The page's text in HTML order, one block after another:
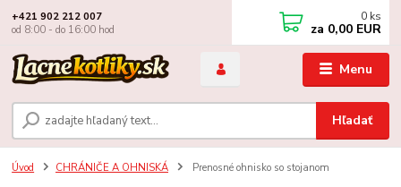
Menu
Hľadať
+421 902 212 007
od 8:00 - do 16:00 hod
0 ks
za 0,00 EUR
Úvod CHRÁNIČE A OHNISKÁ Prenosné ohnisko so stojanom